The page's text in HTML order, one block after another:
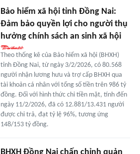
Bảo hiểm xã hội tỉnh Đồng Nai:
Đảm bảo quyền lợi cho người thụ
hưởng chính sách an sinh xã hội
Theo thống kê của Bảo hiểm xã hội (BHXH)
tỉnh Đồng Nai, từ ngày 3/2/2026, có 80.568
người nhận lương hưu và trợ cấp BHXH qua
tài khoản cá nhân với tổng số tiền trên 986 tỷ
đồng. Đối với hình thức chi tiền mặt, tính đến
ngày 11/2/2026, đã có 12.881/13.431 người
được chi trả, đạt tỷ lệ 96%, tương ứng
148/153 tỷ đồng.
BHXH Đồng Nai chấn chỉnh quản